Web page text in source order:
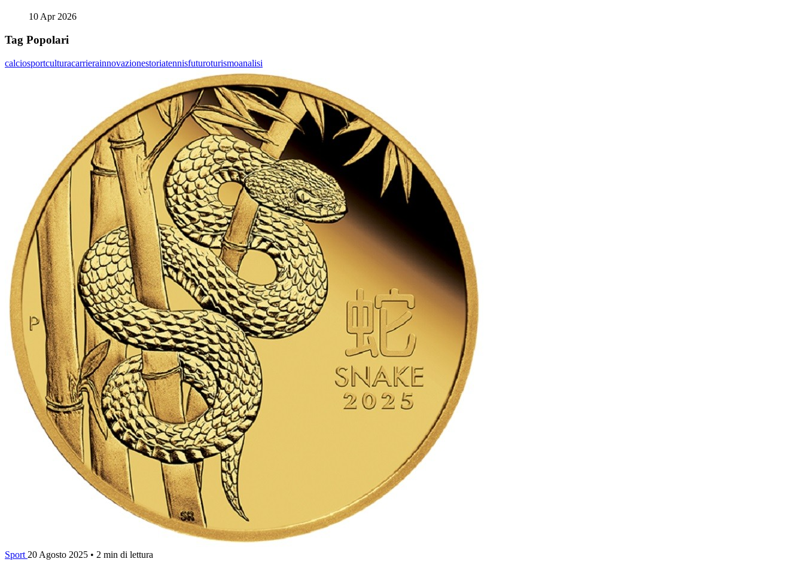
10 Apr 2026
Tag Popolari
calciosportculturacarrierainnovazionestoriatennisfuturoturismoanalisi
Sport 20 Agosto 2025 • 2 min di lettura